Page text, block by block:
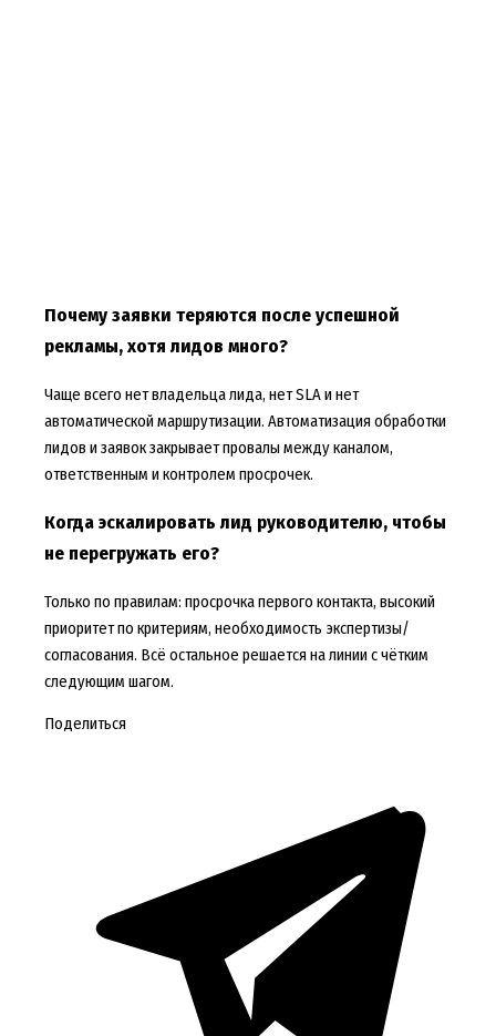
Почему заявки теряются после успешной
рекламы, хотя лидов много?
Чаще всего нет владельца лида, нет SLA и нет
автоматической маршрутизации. Автоматизация обработки
лидов и заявок закрывает провалы между каналом,
ответственным и контролем просрочек.
Когда эскалировать лид руководителю, чтобы
не перегружать его?
Только по правилам: просрочка первого контакта, высокий
приоритет по критериям, необходимость экспертизы/
согласования. Всё остальное решается на линии с чётким
следующим шагом.
Поделиться